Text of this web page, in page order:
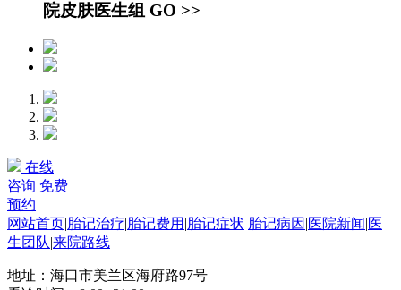
院皮肤医生组 GO >>
在线
咨询 免费
预约
网站首页|胎记治疗|胎记费用 |胎记症状 胎记病因 |医院新闻|医
生团队|来院路线
地址：海口市美兰区海府路97号